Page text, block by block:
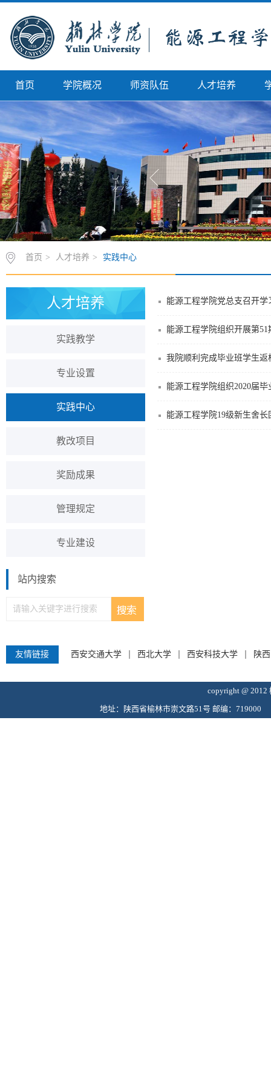
首页 学院概况 师资队伍 人才培养
首页 > 人才培养 > 实践中心
人才培养
实践教学
专业设置
实践中心
教改项目
奖励成果
管理规定
专业建设
站内搜索
能源工程学院党总支召开
能源工程学院组织开展第
我院顺利完成毕业班学生返
能源工程学院组织2020届
能源工程学院19级新生舍
友情链接 西安交通大学 西北大学 西安科技大学 陕
copyright @
地址：陕西省榆林市崇文路51号 邮编：